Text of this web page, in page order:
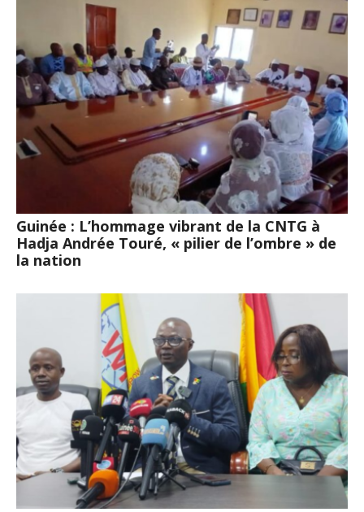
Guinée : L’hommage vibrant de la CNTG à
Hadja Andrée Touré, « pilier de l’ombre » de
la nation